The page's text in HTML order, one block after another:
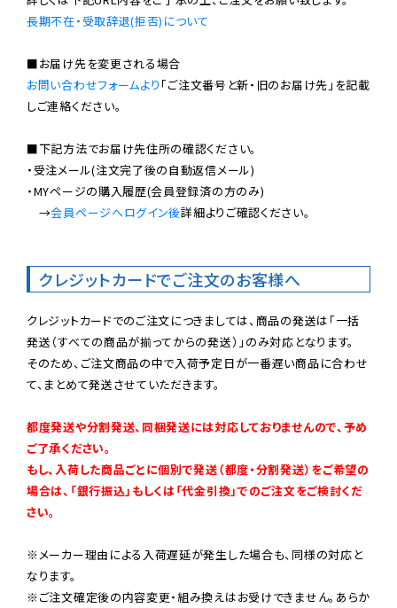
長期不在・受取辞退(拒否)について
お問い合わせフォームより 「ご注文番号と新・旧のお届け先」を記載
しご連絡ください。
■下記方法でお届け先住所の確認ください。
・受注メール(注文完了後の自動返信メール)
・MYページの購入履歴(会員登録済の方のみ)
→会員ページへログイン後詳細よりご確認ください。
クレジットカードでご注文のお客様へ
クレジットカードでのご注文につきましては、商品の発送は「一括
発送（すべての商品が揃ってからの発送）」のみ対応となります。
そのため、ご注文商品の中で入荷予定日が一番遅い商品に合わせ
て、まとめて発送させていただきます。
都度発送や分割発送、同梱発送には対応しておりませんので、予め
ご了承ください。
もし、入荷した商品ごとに個別で発送（都度・分割発送）をご希望の
場合は、「銀行振込」もしくは「代金引換」でのご注文をご検討くだ
さい。
※メーカー理由による入荷遅延が発生した場合も、同様の対応と
なります。
※ご注文確定後の内容変更・組み換えはお受けできません。あらか